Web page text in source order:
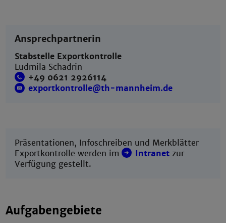
Ansprechpartnerin
Stabstelle Exportkontrolle
Ludmila Schadrin
+49 0621 2926114
exportkontrolle@th-mannheim.de
Präsentationen, Infoschreiben und Merkblätter
Exportkontrolle werden im
Intranet zur
Verfügung gestellt.
Aufgabengebiete